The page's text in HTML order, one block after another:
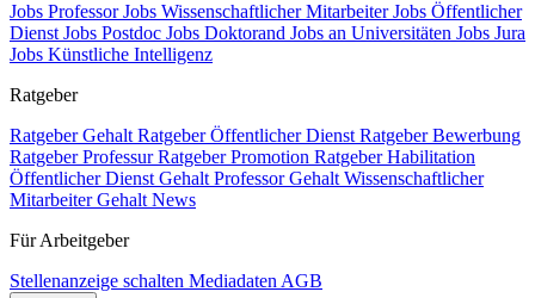
Jobs ProfessorJobs Wissenschaftlicher MitarbeiterJobs Öffentlicher
Dienst Jobs Postdoc Jobs Doktorand Jobs an Universitäten Jobs Jura
Jobs Künstliche Intelligenz
Ratgeber
Ratgeber Gehalt Ratgeber Öffentlicher Dienst Ratgeber Bewerbung
Ratgeber ProfessurRatgeber Promotion Ratgeber Habilitation
Öffentlicher Dienst Gehalt Professor Gehalt Wissenschaftlicher
Mitarbeiter Gehalt News
Für Arbeitgeber
Stellenanzeige schalten Mediadaten AGB